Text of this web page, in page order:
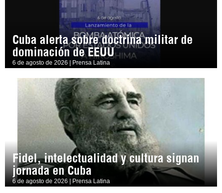
Cuba alerta sobre doctrina militar de
dominación de EEUU
6 de agosto de 2026 | Prensa Latina
Fidel, intelectualidad y cultura signan
jornada en Cuba
6 de agosto de 2026 | Prensa Latina